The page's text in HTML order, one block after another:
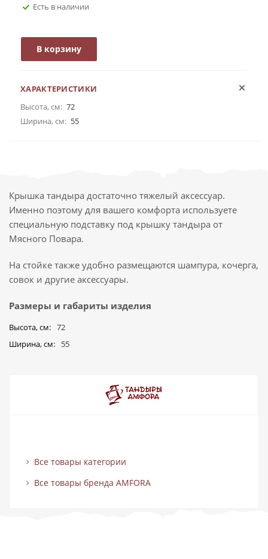
Есть в наличии
В корзину
ХАРАКТЕРИСТИКИ
Высота, см: 72
Ширина, см: 55
Крышка тандыра достаточно тяжелый аксессуар.
Именно поэтому для вашего комфорта используете
специальную подставку под крышку тандыра от
Мясного Повара.
На стойке также удобно размещаются шампура, кочерга,
совок и другие аксессуары.
Размеры и габариты изделия
Высота, см
72
Ширина, см
55
Все товары категории
Все товары бренда AMFORA